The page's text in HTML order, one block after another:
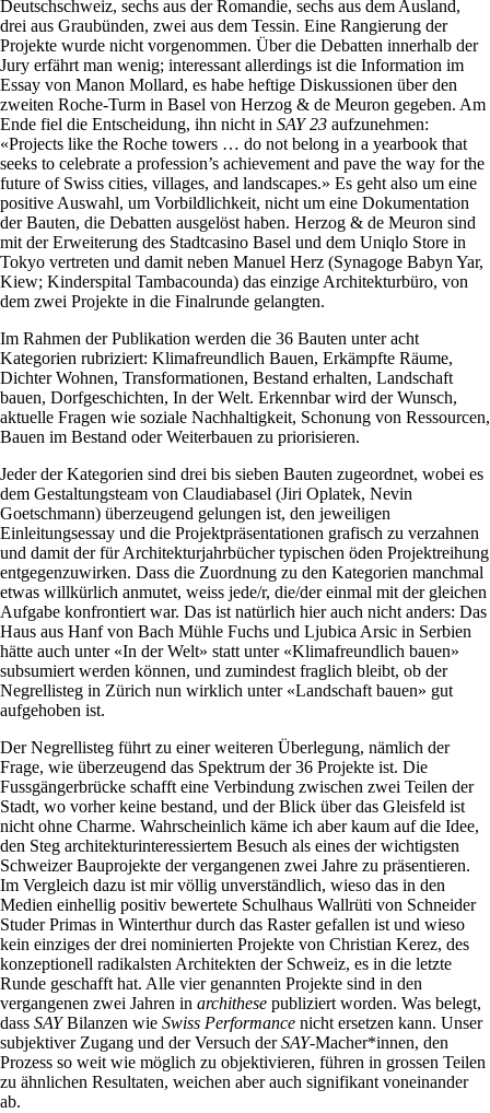
Deutschschweiz, sechs aus der Romandie, sechs aus dem Ausland,
drei aus Graubünden, zwei aus dem Tessin. Eine Rangierung der
Projekte wurde nicht vorgenommen. Über die Debatten innerhalb der
Jury erfährt man wenig; interessant allerdings ist die Information im
Essay von Manon Mollard, es habe heftige Diskussionen über den
zweiten Roche-Turm in Basel von Herzog & de Meuron gegeben. Am
Ende fiel die Entscheidung, ihn nicht in SAY 23 aufzunehmen:
«Projects like the Roche towers … do not belong in a yearbook that
seeks to celebrate a profession’s achievement and pave the way for the
future of Swiss cities, villages, and landscapes.» Es geht also um eine
positive Auswahl, um Vorbildlichkeit, nicht um eine Dokumentation
der Bauten, die Debatten ausgelöst haben. Herzog & de Meuron sind
mit der Erweiterung des Stadtcasino Basel und dem Uniqlo Store in
Tokyo vertreten und damit neben Manuel Herz (Synagoge Babyn Yar,
Kiew; Kinderspital Tambacounda) das einzige Architekturbüro, von
dem zwei Projekte in die Finalrunde gelangten.
Im Rahmen der Publikation werden die 36 Bauten unter acht
Kategorien rubriziert: Klimafreundlich Bauen, Erkämpfte Räume,
Dichter Wohnen, Transformationen, Bestand erhalten, Landschaft
bauen, Dorfgeschichten, In der Welt. Erkennbar wird der Wunsch,
aktuelle Fragen wie soziale Nachhaltigkeit, Schonung von Ressourcen,
Bauen im Bestand oder Weiterbauen zu priorisieren.
Jeder der Kategorien sind drei bis sieben Bauten zugeordnet, wobei es
dem Gestaltungsteam von Claudiabasel (Jiri Oplatek, Nevin
Goetschmann) überzeugend gelungen ist, den jeweiligen
Einleitungsessay und die Projektpräsentationen grafisch zu verzahnen
und damit der für Architekturjahrbücher typischen öden Projektreihung
entgegenzuwirken. Dass die Zuordnung zu den Kategorien manchmal
etwas willkürlich anmutet, weiss jede/r, die/der einmal mit der gleichen
Aufgabe konfrontiert war. Das ist natürlich hier auch nicht anders: Das
Haus aus Hanf von Bach Mühle Fuchs und Ljubica Arsic in Serbien
hätte auch unter «In der Welt» statt unter «Klimafreundlich bauen»
subsumiert werden können, und zumindest fraglich bleibt, ob der
Negrellisteg in Zürich nun wirklich unter «Landschaft bauen» gut
aufgehoben ist.
Der Negrellisteg führt zu einer weiteren Überlegung, nämlich der
Frage, wie überzeugend das Spektrum der 36 Projekte ist. Die
Fussgängerbrücke schafft eine Verbindung zwischen zwei Teilen der
Stadt, wo vorher keine bestand, und der Blick über das Gleisfeld ist
nicht ohne Charme. Wahrscheinlich käme ich aber kaum auf die Idee,
den Steg architekturinteressiertem Besuch als eines der wichtigsten
Schweizer Bauprojekte der vergangenen zwei Jahre zu präsentieren.
Im Vergleich dazu ist mir völlig unverständlich, wieso das in den
Medien einhellig positiv bewertete Schulhaus Wallrüti von Schneider
Studer Primas in Winterthur durch das Raster gefallen ist und wieso
kein einziges der drei nominierten Projekte von Christian Kerez, des
konzeptionell radikalsten Architekten der Schweiz, es in die letzte
Runde geschafft hat. Alle vier genannten Projekte sind in den
vergangenen zwei Jahren in archithese publiziert worden. Was belegt,
dass SAYBilanzen wie Swiss Performance nicht ersetzen kann. Unser
subjektiver Zugang und der Versuch derSAY-Macher*innen, den
Prozess so weit wie möglich zu objektivieren, führen in grossen Teilen
zu ähnlichen Resultaten, weichen aber auch signifikant voneinander
ab.